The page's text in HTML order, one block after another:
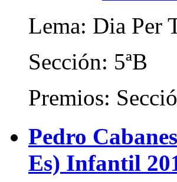
Lema: Dia Per
Sección: 5ªB
Premios:
Pedro
Es) Infantil